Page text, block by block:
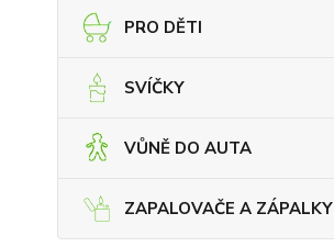
PRO DĚTI
SVÍČKY
VŮNĚ DO AUTA
ZAPALOVAČE A ZÁPALKY